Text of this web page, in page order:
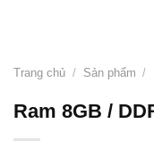
Trang chủ / Sản phẩm /
Ram 8GB /